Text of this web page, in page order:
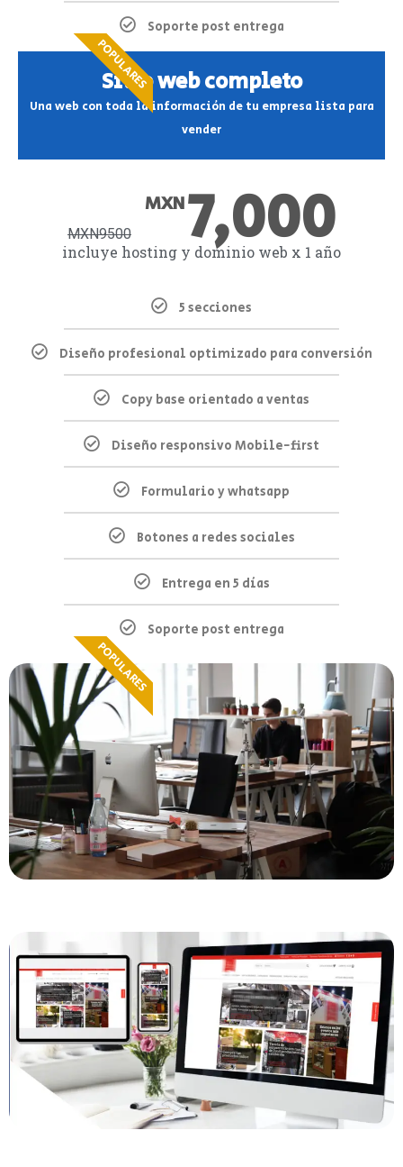
Soporte post entrega
POPULARES
Sitio web completo
Una web con toda la información de tu empresa lista para
vender
MXN9500
MXN7,000
incluye hosting y dominio web x 1 año
5 secciones
Diseño profesional optimizado para conversión
Copy base orientado a ventas
Diseño responsivo Mobile-first
Formulario y whatsapp
Botones a redes sociales
Entrega en 5 días
Soporte post entrega
POPULARES